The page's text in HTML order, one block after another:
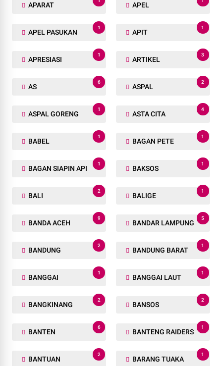
APARAT APEL
APEL PASUKAN
1
APIT
1
APRESIASI
1
ARTIKEL
3
AS
6
ASPAL
2
ASPAL GORENG
1
ASTA CITA
4
BABEL
1
BAGAN PETE
1
BAGAN SIAPIN API
1
BAKSOS
1
BALI
2
BALIGE
1
BANDA ACEH
9
BANDAR LAMPUNG
5
BANDUNG
2
BANDUNG BARAT
1
BANGGAI
1
BANGGAI LAUT
1
BANGKINANG
2
BANSOS
2
BANTEN
6
BANTENG RAIDERS
1
BANTUAN
2
BARANG TUAKA
1